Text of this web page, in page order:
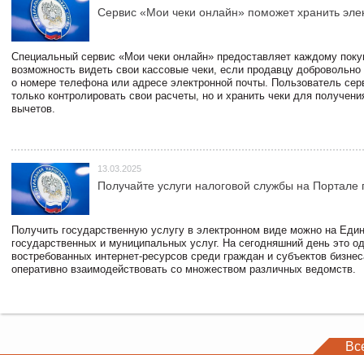
Сервис «Мои чеки онлайн» поможет хранить
Специальный сервис «Мои чеки онлайн» предоставляет каждому
возможность видеть свои кассовые чеки, если продавцу
о номере телефона или адресе электронной почты. Пользователь
только контролировать свои расчеты, но и хранить чеки для
вычетов.
13.03.2025
Получайте услуги налоговой службы на Портале
Получить государственную услугу в электронном виде можно на
государственных и муниципальных услуг. На сегодняшний день это
востребованных интернет-ресурсов среди граждан и субъектов
оперативно взаимодействовать со множеством различных ведомств.